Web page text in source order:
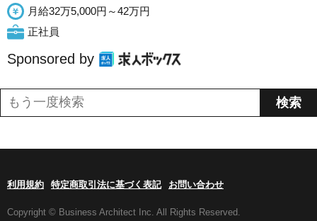
月給32万5,000円～42万円
正社員
Sponsored by
利用規約 特定商取引法に基づく表記 お問い合わせ
Copyright © Business Architect Inc. All Rights Reserved.